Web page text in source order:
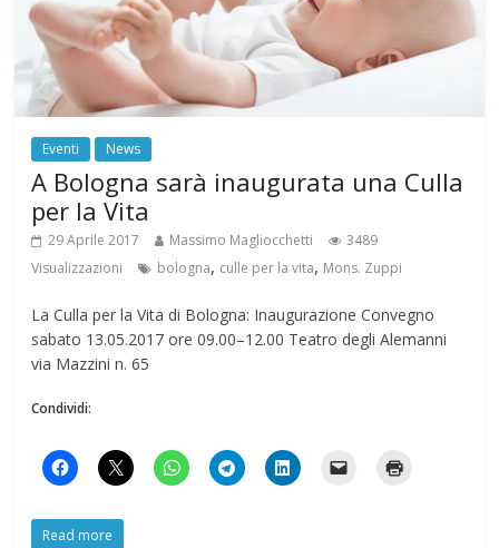
Eventi News
A Bologna sarà inaugurata una Culla
per la Vita
29 Aprile 2017 Massimo Magliocchetti
3489
Visualizzazioni
bologna, culle per la vita, Mons. Zuppi
La Culla per la Vita di Bologna: Inaugurazione Convegno
sabato 13.05.2017 ore 09.00–12.00 Teatro degli Alemanni
via Mazzini n. 65
Condividi:
Read more